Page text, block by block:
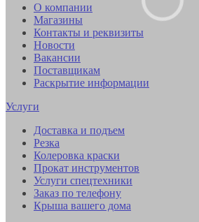
О компании
Магазины
Контакты и реквизиты
Новости
Вакансии
Поставщикам
Раскрытие информации
Услуги
Доставка и подъем
Резка
Колеровка краски
Прокат инструментов
Услуги спецтехники
Заказ по телефону
Крыша вашего дома